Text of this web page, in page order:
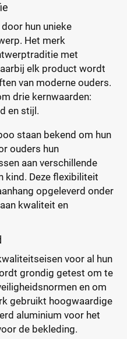
hun unieke
Het merk
met
elk product wordt
van moderne ouders.
drie kernwaarden:
en stijl.
staan bekend om hun
ouders hun
aan verschillende
kind. Deze flexibiliteit
opgeleverd onder
kwaliteit en
voor al hun
grondig getest om te
en om
gebruikt hoogwaardige
aluminium voor het
de bekleding.